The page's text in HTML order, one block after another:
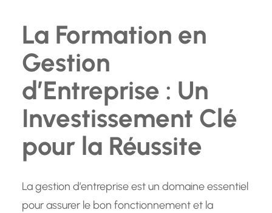
La Formation en
Gestion
d’Entreprise : Un
Investissement Clé
pour la Réussite
La gestion d’entreprise est un domaine essentiel
pour assurer le bon fonctionnement et la